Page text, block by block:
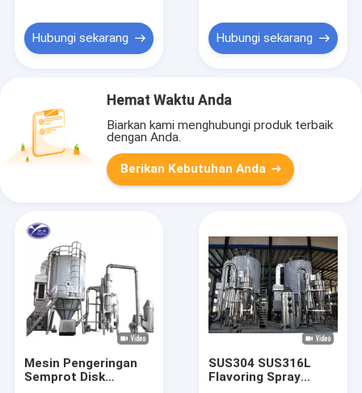
Hubungi sekarang Hubungi sekarang
Hemat Waktu Anda
Biarkan kami menghubungi produk terbaik
dengan Anda.
Berikan Kebutuhan Anda
Mesin Pengeringan
Semprot Disk
SUS304 SUS316L
Flavoring Spray